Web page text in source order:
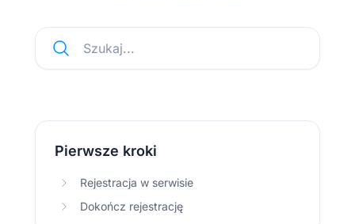
Szukaj...
Pierwsze kroki
Rejestracja w serwisie
Dokończ rejestrację